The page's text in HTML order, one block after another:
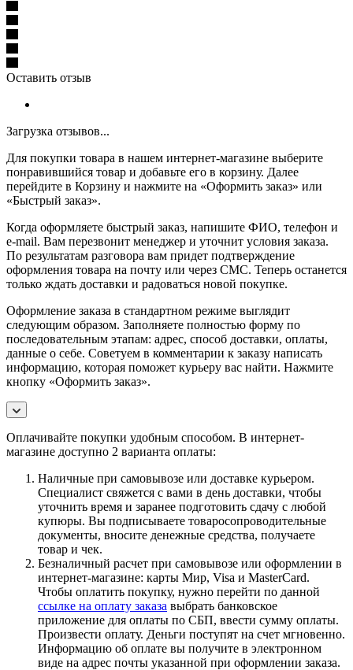
Оставить отзыв
Загрузка отзывов...
Для покупки товара в нашем интернет-магазине выберите
понравившийся товар и добавьте его в корзину. Далее
перейдите в Корзину и нажмите на «Оформить заказ» или
«Быстрый заказ».
Когда оформляете быстрый заказ, напишите ФИО, телефон и
e-mail. Вам перезвонит менеджер и уточнит условия заказа.
По результатам разговора вам придет подтверждение
оформления товара на почту или через СМС. Теперь останется
только ждать доставки и радоваться новой покупке.
Оформление заказа в стандартном режиме выглядит
следующим образом. Заполняете полностью форму по
последовательным этапам: адрес, способ доставки, оплаты,
данные о себе. Советуем в комментарии к заказу написать
информацию, которая поможет курьеру вас найти. Нажмите
кнопку «Оформить заказ».
Оплачивайте покупки удобным способом. В интернет-
магазине доступно 2 варианта оплаты:
Наличные при самовывозе или доставке курьером.
Специалист свяжется с вами в день доставки, чтобы
уточнить время и заранее подготовить сдачу с любой
купюры. Вы подписываете товаросопроводительные
документы, вносите денежные средства, получаете
товар и чек.
Безналичный расчет при самовывозе или оформлении в
интернет-магазине: карты Мир, Visa и MasterCard.
Чтобы оплатить покупку, нужно перейти по данной
ссылке на оплату заказа выбрать банковское
приложение для оплаты по СБП, ввести сумму оплаты.
Произвести оплату. Деньги поступят на счет мгновенно.
Информацию об оплате вы получите в электронном
виде на адрес почты указанной при оформлении заказа.